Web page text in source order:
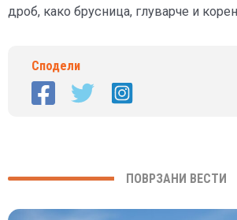
дроб, како брусница, глуварче и
Сподели
ПОВРЗАНИ ВЕСТИ